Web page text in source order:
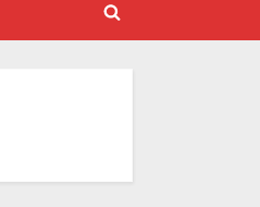
Toggle